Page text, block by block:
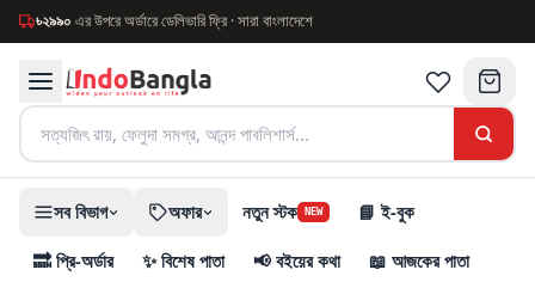
৳২৯৯০ এর উপরে অর্ডারে ডেলিভারি ফ্রি · সারা বাংলাদেশে
সব বিভাগ অফার নতুন স্টক NEW 📘 ই-বুক
🔜 প্রি-অর্ডার ✨ বিশেষ পাতা 📢 বইয়ের কথা 📖 আজকের পাতা